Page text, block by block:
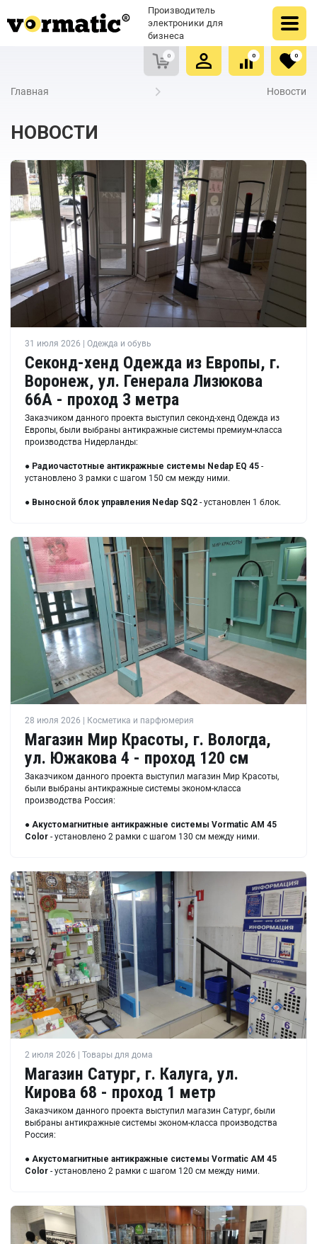
Производитель
электроники для
бизнеса
0
Очистить список сравнения
0
Очистить избранное
0
Главная Новости
НОВОСТИ
31 июля 2026 | Одежда и обувь
Секонд-хенд Одежда из Европы, г.
Воронеж, ул. Генерала Лизюкова
66А - проход 3 метра
Заказчиком данного проекта выступил секонд-хенд Одежда из
Европы, были выбраны антикражные системы премиум-класса
производства Нидерланды:
● Радиочастотные антикражные системы Nedap EQ 45 -
установлено 3 рамки с шагом 150 см между ними.
● Выносной блок управления Nedap SQ2 - установлен 1 блок.
28 июля 2026 | Косметика и парфюмерия
Магазин Мир Красоты, г. Вологда,
ул. Южакова 4 - проход 120 см
Заказчиком данного проекта выступил магазин Мир Красоты,
были выбраны антикражные системы эконом-класса
производства Россия:
● Акустомагнитные антикражные системы Vormatic AM 45
Color - установлено 2 рамки с шагом 130 см между ними.
2 июля 2026 | Товары для дома
Магазин Сатург, г. Калуга, ул.
Кирова 68 - проход 1 метр
Заказчиком данного проекта выступил магазин Сатург, были
выбраны антикражные системы эконом-класса производства
Россия:
● Акустомагнитные антикражные системы Vormatic AM 45
Color - установлено 2 рамки с шагом 120 см между ними.